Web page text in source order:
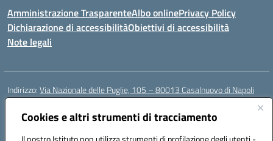
Cookies e altri strumenti di tracciamento
Amministrazione TrasparenteAlbo onlinePrivacy Policy
Dichiarazione di accessibilitàObiettivi di accessibilità
Note legali
Indirizzo:Via Nazionale delle Puglie, 105 – 80013 Casalnuovo di Napoli
Centralino:
Email:naee32300a@istruzione.it